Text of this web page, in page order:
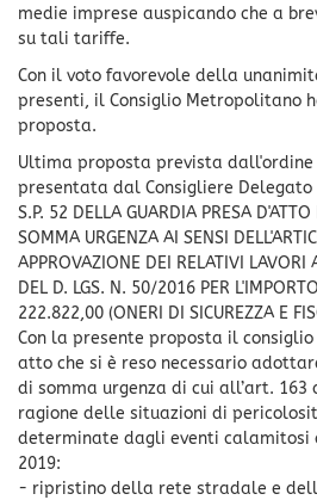
medie imprese auspicando che a
su tali tariffe.
Con il voto favorevole della
presenti, il Consiglio Metropolitano
proposta.
Ultima proposta prevista dall'ordine
presentata dal Consigliere Delegato
S.P. 52 DELLA GUARDIA PRESA
SOMMA URGENZA AI SENSI
APPROVAZIONE DEI RELATIVI LAVORI
DEL D. LGS. N. 50/2016 PER
222.822,00 (ONERI DI SICUREZZA E
Con la presente proposta il
atto che si è reso necessario
di somma urgenza di cui all’art. 163
ragione delle situazioni di
determinate dagli eventi calamitosi
2019:
- ripristino della rete stradale e